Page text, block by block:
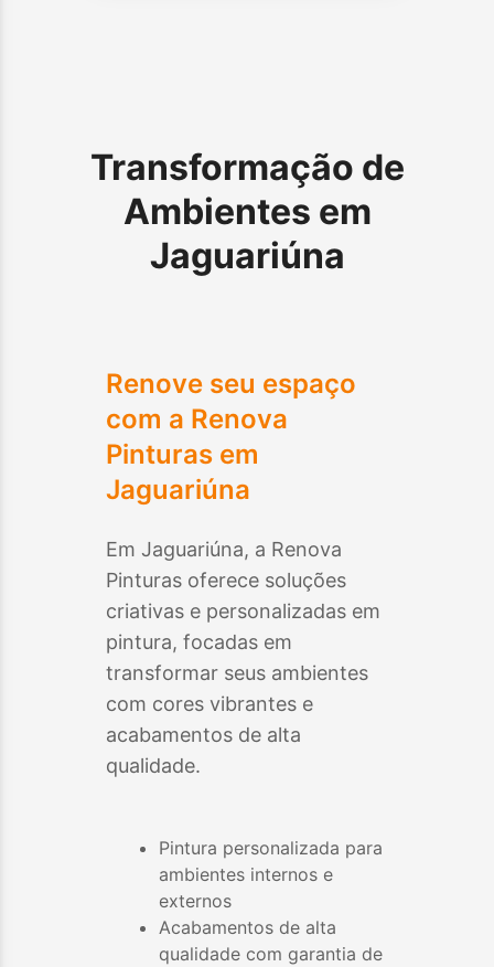
Transformação de
Ambientes em
Jaguariúna
Renove seu espaço
com a Renova
Pinturas em
Jaguariúna
Em Jaguariúna, a Renova
Pinturas oferece soluções
criativas e personalizadas em
pintura, focadas em
transformar seus ambientes
com cores vibrantes e
acabamentos de alta
qualidade.
Pintura personalizada para
ambientes internos e
externos
Acabamentos de alta
qualidade com garantia de